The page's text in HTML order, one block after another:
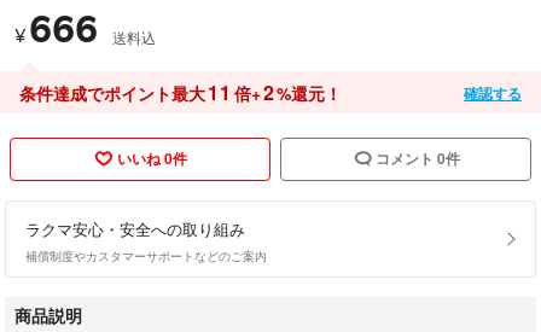
¥ 666 送料込
条件達成でポイント最大11 倍+2%還元！ 確認する
いいね 0件 コメント 0件
ラクマ安心・安全への取り組み
補償制度やカスタマーサポートなどのご案内
商品説明